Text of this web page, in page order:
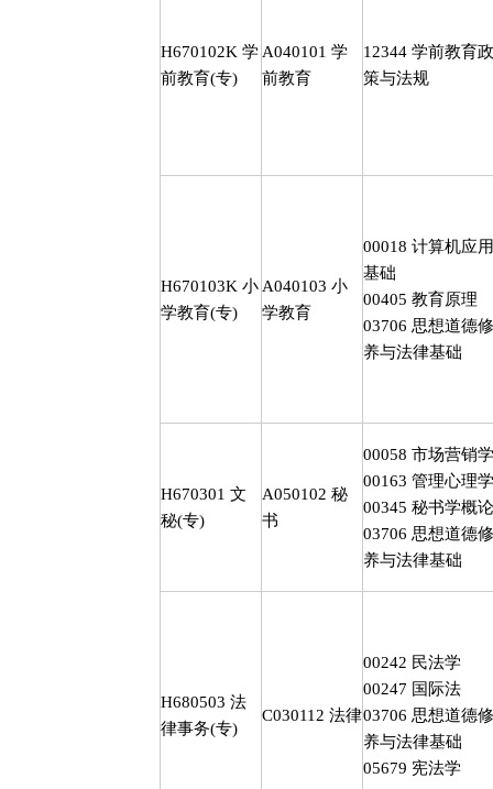
H670102K 学
前教育(专)
A040101 学
前教育
12344 学前教育政
策与法规
H670103K 小
学教育(专)
A040103 小
学教育
00018 计算机应用
基础
00405 教育原理
03706 思想道德修
养与法律基础
H670301 文
秘(专)
A050102 秘
书
00058 市场营销学
00163 管理心理学
00345 秘书学概论
03706 思想道德修
养与法律基础
H680503 法
律事务(专)
C030112 法律
00242 民法学
00247 国际法
03706 思想道德修
养与法律基础
05679 宪法学